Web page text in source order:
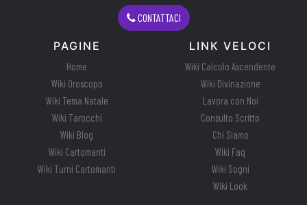
CONTATTACI
PAGINE
Home
Wiki Oroscopo
Wiki Tema Natale
Wiki Tarocchi
Wiki Blog
Wiki Cartomanti
Wiki Turni Cartomanti
LINK VELOCI
Wiki Calcolo Ascendente
Wiki Divinazione
Lavora con Noi
Consulto Scritto
Chi Siamo
Wiki Faq
Wiki Sogni
Wiki Look